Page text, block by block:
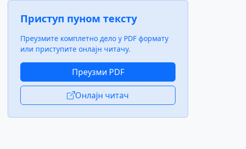
Приступ пуном тексту
Преузмите комплетно дело у PDF формату
или приступите онлајн читачу.
Преузми PDF
Онлајн читач